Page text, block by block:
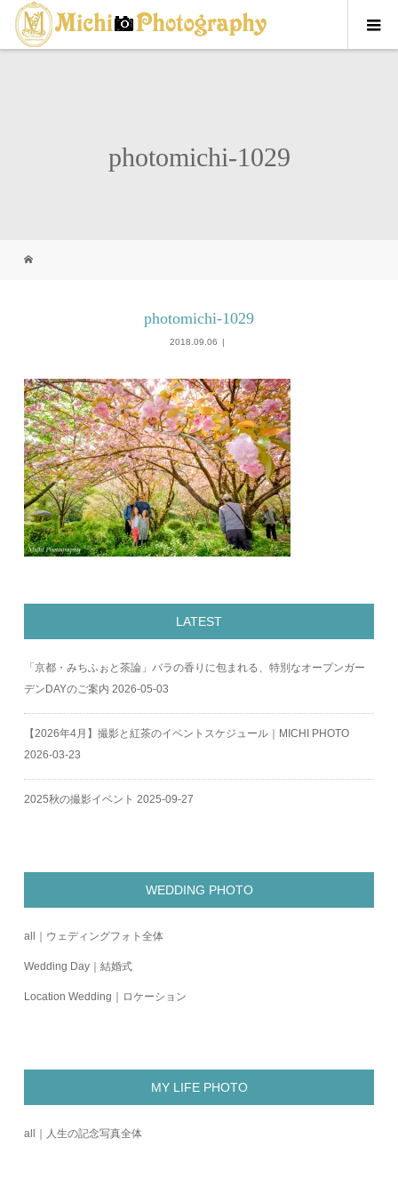
photomichi-1029
photomichi-1029
2018.09.06
LATEST
「京都・みちふぉと茶論」バラの香りに包まれる、特別なオープンガー
デンDAYのご案内 2026-05-03
【2026年4月】撮影と紅茶のイベントスケジュール｜MICHI PHOTO
2026-03-23
2025秋の撮影イベント 2025-09-27
WEDDING PHOTO
all｜ウェディングフォト全体
Wedding Day｜結婚式
Location Wedding｜ロケーション
MY LIFE PHOTO
all｜人生の記念写真全体